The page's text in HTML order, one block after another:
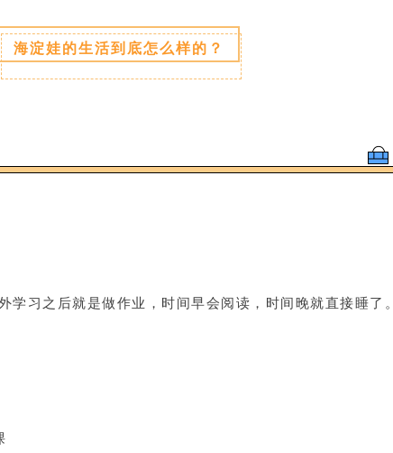
海淀娃的生活到底怎么样的？
学习之后就是做作业，时间早会阅读，时间晚就直接睡了。